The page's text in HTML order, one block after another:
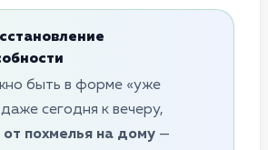
быть в форме «уже
сегодня к вечеру,
от похмелья на дому —